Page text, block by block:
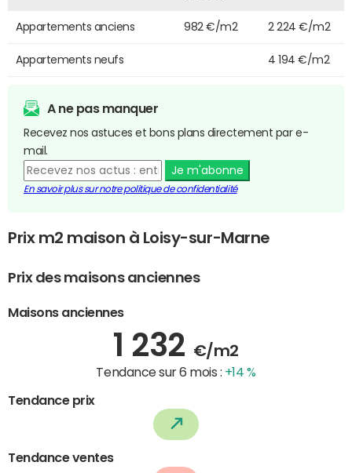
Appartements anciens 982 €/m2 2 224 €/m2
Appartements neufs 4 194 €/m2
A ne pas manquer
Recevez nos astuces et bons plans directement par e-
mail.
Je m'abonne
En savoir plus sur notre politique de confidentialité
Prix m2 maison à Loisy-sur-Marne
Prix des maisons anciennes
Maisons anciennes
1 232 €/m2
Tendance sur 6 mois : +14 %
Tendance prix
Tendance ventes